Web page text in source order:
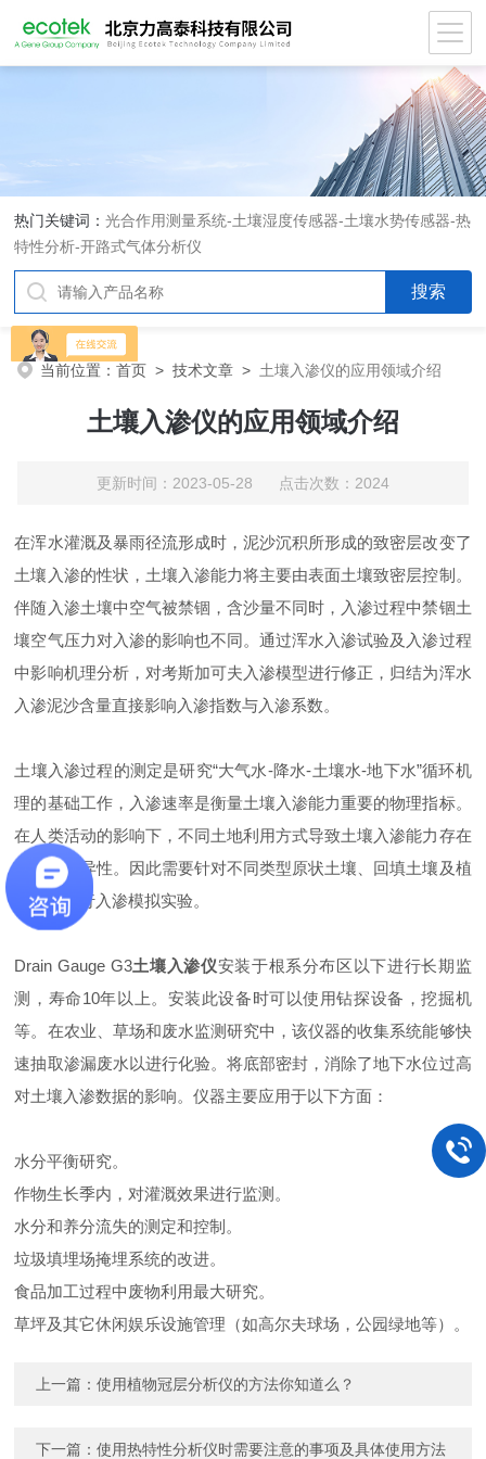
热门关键词：光合作用测量系统-土壤湿度传感器-土壤水势传感器-热
特性分析-开路式气体分析仪
当前位置：首页 >技术文章 > 土壤入渗仪的应用领域介绍
土壤入渗仪的应用领域介绍
更新时间：2023-05-28 点击次数：2024
在浑水灌溉及暴雨径流形成时，泥沙沉积所形成的致密层改变了
土壤入渗的性状，土壤入渗能力将主要由表面土壤致密层控制。
伴随入渗土壤中空气被禁锢，含沙量不同时，入渗过程中禁锢土
壤空气压力对入渗的影响也不同。通过浑水入渗试验及入渗过程
中影响机理分析，对考斯加可夫入渗模型进行修正，归结为浑水
入渗泥沙含量直接影响入渗指数与入渗系数。
土壤入渗过程的测定是研究“大气水-降水-土壤水-地下水”循环机
理的基础工作，入渗速率是衡量土壤入渗能力重要的物理指标。
在人类活动的影响下，不同土地利用方式导致土壤入渗能力存在
显著的差异性。因此需要针对不同类型原状土壤、回填土壤及植
被条件进行入渗模拟实验。
Drain Gauge G3土壤入渗仪安装于根系分布区以下进行长期监
测，寿命10年以上。安装此设备时可以使用钻探设备，挖掘机
等。在农业、草场和废水监测研究中，该仪器的收集系统能够快
速抽取渗漏废水以进行化验。将底部密封，消除了地下水位过高
对土壤入渗数据的影响。仪器主要应用于以下方面：
水分平衡研究。
作物生长季内，对灌溉效果进行监测。
水分和养分流失的测定和控制。
垃圾填埋场掩埋系统的改进。
食品加工过程中废物利用最大研究。
草坪及其它休闲娱乐设施管理（如高尔夫球场，公园绿地等）。
上一篇：使用植物冠层分析仪的方法你知道么？
下一篇：使用热特性分析仪时需要注意的事项及具体使用方法